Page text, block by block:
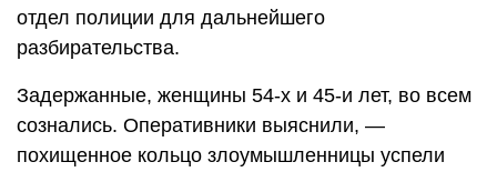
отдел полиции для дальнейшего
разбирательства.
Задержанные, женщины 54-х и 45-и лет, во всем
сознались. Оперативники выяснили, —
похищенное кольцо злоумышленницы успели